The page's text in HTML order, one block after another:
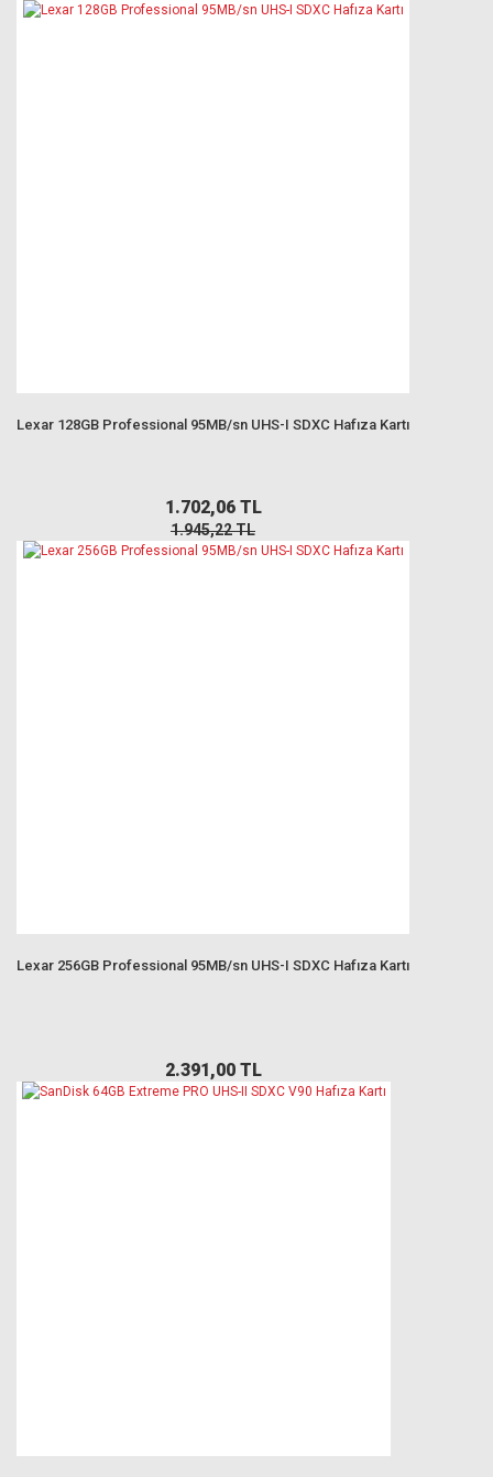
Lexar 128GB Professional 95MB/sn UHS-I SDXC Hafıza Kartı
1.702,06 TL
1.945,22 TL
Lexar 256GB Professional 95MB/sn UHS-I SDXC Hafıza Kartı
2.391,00 TL